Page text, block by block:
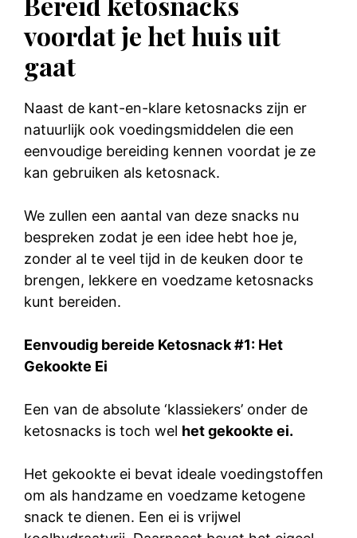
voordat je het huis uit
gaat
Naast de kant-en-klare ketosnacks zijn er
natuurlijk ook voedingsmiddelen die een
eenvoudige bereiding kennen voordat je ze
kan gebruiken als ketosnack.
We zullen een aantal van deze snacks nu
bespreken zodat je een idee hebt hoe je,
zonder al te veel tijd in de keuken door te
brengen, lekkere en voedzame ketosnacks
kunt bereiden.
Eenvoudig bereide Ketosnack #1: Het
Gekookte Ei
Een van de absolute ‘klassiekers’ onder de
ketosnacks is toch wel het gekookte ei.
Het gekookte ei bevat ideale voedingstoffen
om als handzame en voedzame ketogene
snack te dienen. Een ei is vrijwel